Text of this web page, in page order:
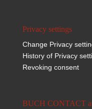
Privacy settings
Change Privacy
History of Privacy
Revoking consent
BUCH CONTACT